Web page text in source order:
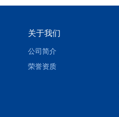
关于我们
公司简介
荣誉资质